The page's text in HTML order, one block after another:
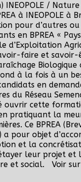
INEOPOLE /
à INEOPOLE à
pour d’autres
en BPREA «
d’Exploitation
faire et
à la fois à un
en
du Réseau
ouvrir cette
pratiquant la
Ce BPREA
a pour objet
et la
leur projet
et social. Voir